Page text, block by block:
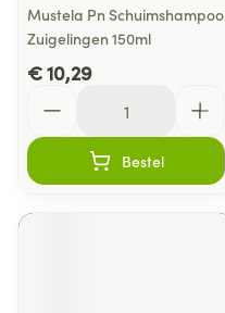
Mustela Pn Schuimshampoo
Zuigelingen 150ml
€ 10,29
Bestel